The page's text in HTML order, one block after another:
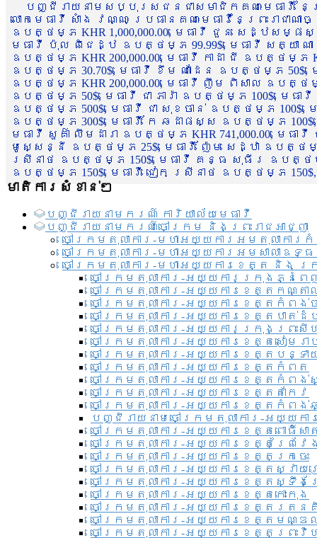
បញ្ជីរាយនាមសប្បុរសជនជាសមាជិកគណៈមេធាវី
លោកមេធាវី សាំង វណ្ណៈ ប្រធានគណៈមេធាវីនៃព្រះរា
ឧបត្ថម្ភ KHR 1,000,000.00, មេធាវី ជួន សេដ្ឋស
មេធាវី ប៉ុល ពិជេដ្ឋ ឧបត្ថម្ភ 99.99$, មេធាវី សត្យា ណ
ឧបត្ថម្ភ KHR 200,000.00, មេធាវី កាដា ជី ឧបត្ថម្ភ
ឧបត្ថម្ភ 30.70$, មេធាវី ខឹម ណាដែន ឧបត្ថម្ភ 50$,
ឧបត្ថម្ភ KHR 200,000.00, មេធាវី ញឹម ពិសាល ឧបត្ថ
ឧបត្ថម្ភ 50$, មេធាវី ជា ភារ៉ា ឧបត្ថម្ភ 100$, មេ
ឧបត្ថម្ភ 500$, មេធាវី ជា សុខចាន់ ឧបត្ថម្ភ
ឧបត្ថម្ភ 300$, មេធាវី កែ ឆដាផស្ស ឧបត្ថម្ភ
មេធាវី សួគ៌ា លឹមដារា ឧបត្ថម្ភ KHR 741,000.00, មេ
មូសេ្សន្នី ឧបត្ថម្ភ 25$, មេធាវី ញ៉ែម សេដ្ឋា ឧបត្ថ
ស្រីនាថ ឧបត្ថម្ភ 150$, មេធាវី គន្ធ សុធីរ ឧបត្ថម្ភ
ឧបត្ថម្ភ 150$, មេធាវី ជៀក ស្រីនាថ ឧបត្ថម្ភ 150$,
មាតិការសំខាន់ៗ
បញ្ជី​រាយ​នាមករណ៍ ការិយាល័យ​មេធាវី​
បញ្ជី​រាយ​នាមករណ៍​ចៅក្រម និងព្រះរាជអាជ្ញា
ចៅក្រមតុលាការ-មហាអយ្យការអមតុលាការ
ចៅក្រមតុលាការ-មហាអយ្យការអមសាលាឧទ្
ចៅក្រមតុលាការ-មហាអយ្យការខេត្ត និង ក្
ចៅក្រមតុលាការ-អយ្យការក្រុងភ្នំពេ
ចៅក្រមតុលាការ-អយ្យការខេត្តកណ្តា
ចៅក្រមតុលាការ-អយ្យការខេត្តកំពង់ច
ចៅក្រមតុលាការ-អយ្យការខេត្តបាត់ដំ
ចៅក្រមតុលាការ-អយ្យការ​ក្រុងព្រះសី
ចៅក្រមតុលាការ-អយ្យការខេត្តសៀមរា
ចៅក្រមតុលាការ-អយ្យការខេត្តបន្ទា
ចៅក្រមតុលាការ-អយ្យការខេត្តកំពត
ចៅក្រមតុលាការ-អយ្យការខេត្តកំពង់
ចៅក្រមតុលាការ-អយ្យការខេត្តតាកែវ
ចៅក្រមតុលាការ-អយ្យការខេត្តកំពង់
បញ្ជីរាយនាមចៅក្រមតុលាការ-អយ្យក
ចៅក្រមតុលាការ-អយ្យការខេត្តពោធិ៍សា
ចៅក្រមតុលាការ-អយ្យការខេត្តព្រៃវែ
ចៅក្រមតុលាការ-អយ្យការខេត្តក្រចេះ
ចៅក្រមតុលាការ-អយ្យការខេត្តស្វាយ
ចៅក្រមតុលាការ-អយ្យការខេត្តស្ទឹង
ចៅក្រមតុលាការ-អយ្យការខេត្តកោះកុង
ចៅក្រមតុលាការ-អយ្យការខេត្តរតន
ចៅក្រមតុលាការ-អយ្យការខេត្តមណ្
ចៅក្រមតុលាការ-អយ្យការខេត្តព្រះវិហ